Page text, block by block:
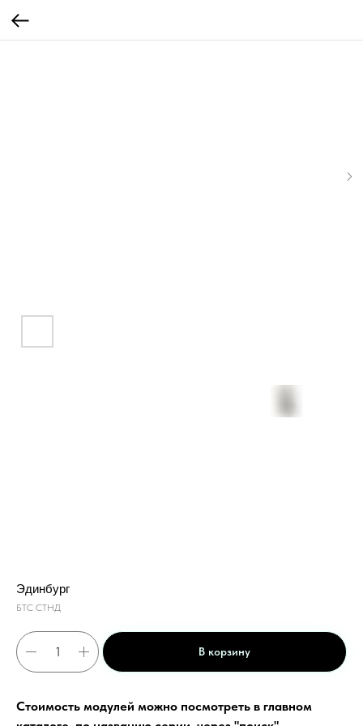
Эдинбург
БТС СТНД
В корзину
Стоимость модулей можно посмотреть в главном